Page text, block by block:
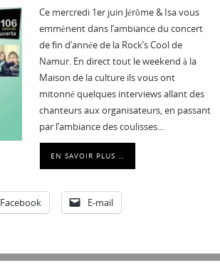
Ce mercredi 1er juin Jérôme & Isa vous
emmènent dans l’ambiance du concert
de fin d’année de la Rock’s Cool de
Namur. En direct tout le weekend à la
Maison de la culture ils vous ont
mitonné quelques interviews allant des
chanteurs aux organisateurs, en passant
par l’ambiance des coulisses…
EN SAVOIR PLUS …
Facebook E-mail